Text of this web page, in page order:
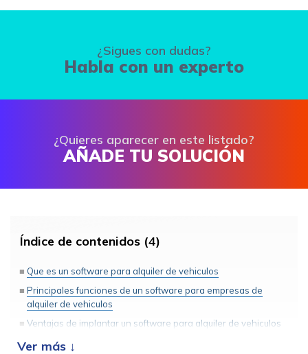
¿Sigues con dudas?
Habla con un experto
¿Quieres aparecer en este listado?
AÑADE TU SOLUCIÓN
Índice de contenidos (4)
Que es un software para alquiler de vehiculos
Principales funciones de un software para empresas de
alquiler de vehiculos
Ventajas de implantar un software para alquiler de vehiculos
Como elegir el mejor software para alquiler de vehiculos